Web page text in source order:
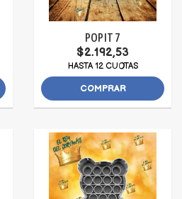
POP IT 7
$2.192,53
HASTA 12 CUOTAS
COMPRAR